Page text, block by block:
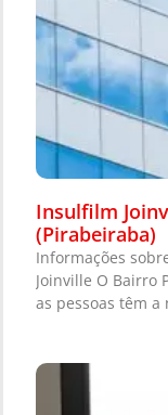
Insulfilm
(Pirabeiraba)
Informações
Joinville O Bairro
as pessoas têm